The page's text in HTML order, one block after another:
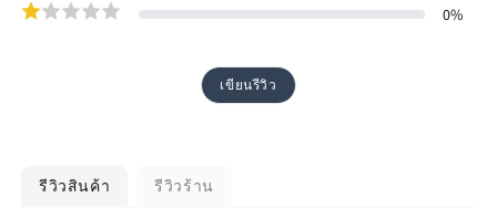
0%
เขียนรีวิว
รีวิวสินค้า รีวิวร้าน